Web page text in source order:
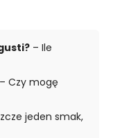
– Ile
– Czy mogę
jeden smak,